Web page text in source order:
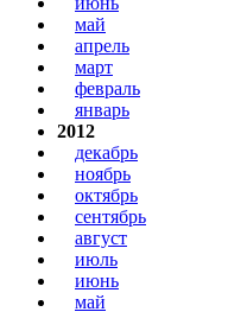
май
апрель
март
февраль
январь
2012
декабрь
ноябрь
октябрь
сентябрь
август
июль
июнь
май